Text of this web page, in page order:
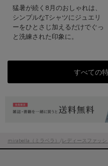
猛暑が続く8月のおしゃれは、
シンプルなTシャツにジュエリ
ーをひとさじ加えるだけでぐっ
と洗練された印象に。
すべての
mirabella（ミラベラ） / レディースファッ